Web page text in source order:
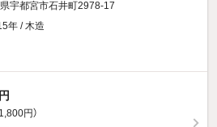
宇都宮市石井町2978-17
年 / 木造
円）